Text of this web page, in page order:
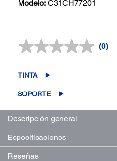
Modelo: C31CH77201
Sin
(0)
TINTA
SOPORTE
Descripción general
Especificaciones
Reseñas